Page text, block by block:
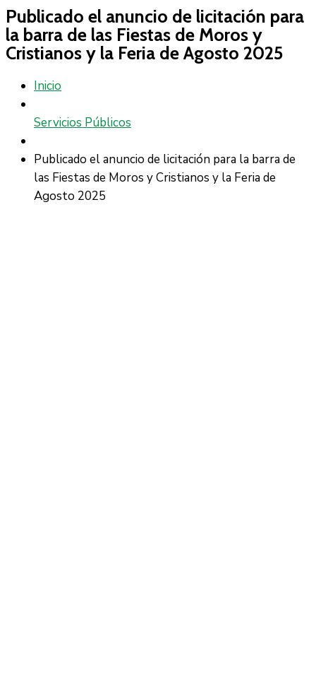
Publicado el anuncio de licitación para
la barra de las Fiestas de Moros y
Cristianos y la Feria de Agosto 2025
Inicio
Servicios Públicos
Publicado el anuncio de licitación para la barra de
las Fiestas de Moros y Cristianos y la Feria de
Agosto 2025